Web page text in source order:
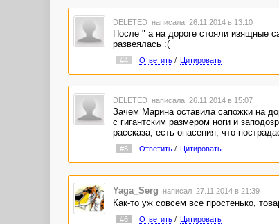
DELETED написала 26.11.2014 в 13:10
После " а на дороге стояли изящные
развеялась :(
#4 Ответить/ Цитировать
DELETED написала 26.11.2014 в 15:07
Зачем Марина оставила сапожки на
с гигантским размером ноги и
рассказа, есть опасения, что
#5 Ответить/ Цитировать
Yaga_Serg написал 27.11.2014 в 21:39
Как-то уж совсем все простенько,
#6 Ответить/ Цитировать